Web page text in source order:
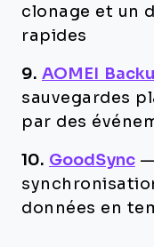
clonage et un
rapides
9. AOMEI
sauvegardes
par des
10. GoodSync —
données en